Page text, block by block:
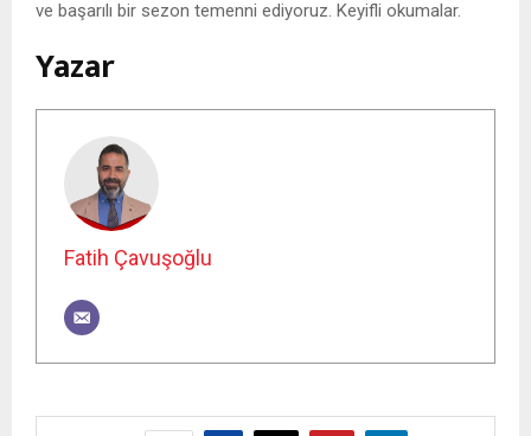
ve başarılı bir sezon temenni ediyoruz. Keyifli okumalar.
Yazar
Fatih Çavuşoğlu